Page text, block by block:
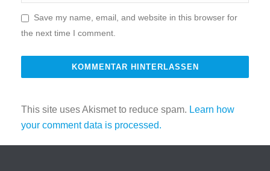
Save my name, email, and website in this browser for
the next time I comment.
This site uses Akismet to reduce spam. Learn how
your comment data is processed.